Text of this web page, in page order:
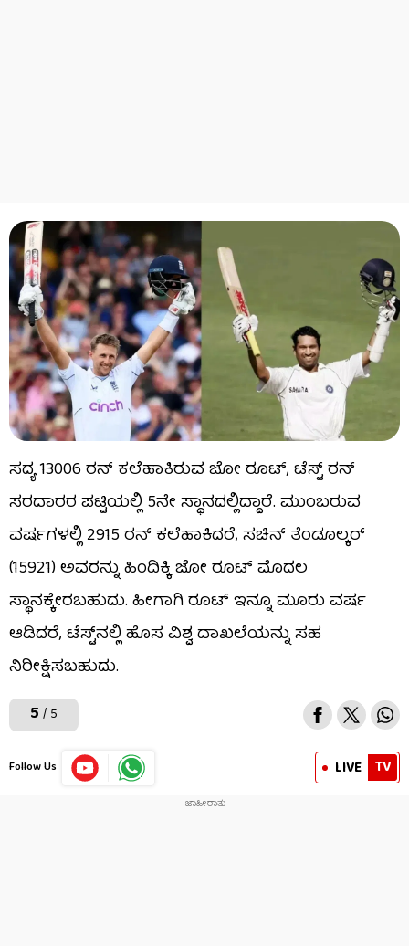
ಸದ್ಯ 13006 ರನ್ ಕಲೆಹಾಕಿರುವ ಜೋ ರೂಟ್, ಟೆಸ್ಟ್ ರನ್
ಸರದಾರರ ಪಟ್ಟಿಯಲ್ಲಿ 5ನೇ ಸ್ಥಾನದಲ್ಲಿದ್ದಾರೆ. ಮುಂಬರುವ
ವರ್ಷಗಳಲ್ಲಿ 2915 ರನ್​ ಕಲೆಹಾಕಿದರೆ, ಸಚಿನ್ ತೆಂಡೂಲ್ಕರ್
(15921) ಅವರನ್ನು ಹಿಂದಿಕ್ಕಿ ಜೋ ರೂಟ್ ಮೊದಲ
ಸ್ಥಾನಕ್ಕೇರಬಹುದು. ಹೀಗಾಗಿ ರೂಟ್ ಇನ್ನೂ ಮೂರು ವರ್ಷ
ಆಡಿದರೆ, ಟೆಸ್ಟ್​ನಲ್ಲಿ ಹೊಸ ವಿಶ್ವ ದಾಖಲೆಯನ್ನು ಸಹ
ನಿರೀಕ್ಷಿಸಬಹುದು.
5 / 5
Follow Us LIVE TV